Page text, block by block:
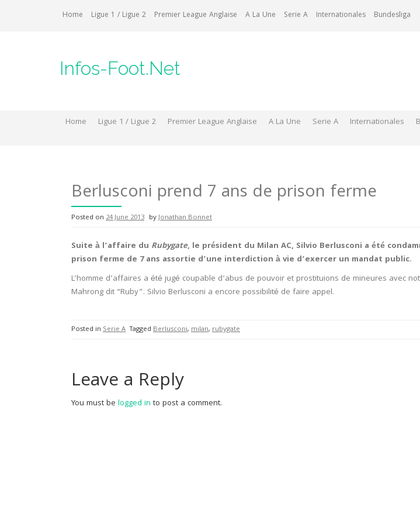
Home Ligue 1 / Ligue 2 Premier League Anglaise A La Une Serie A Internationales Bundesliga
Infos-Foot.Net
Home Ligue 1 / Ligue 2 Premier League Anglaise A La Une Serie A Internationales
Berlusconi prend 7 ans de prison ferme
Posted on 24 June 2013 byJonathan Bonnet
Suite à l’affaire du Rubygate, le président du Milan AC, Silvio Berlusconi a été
prison ferme de 7 ans assortie d’une interdiction à vie d’exercer un mandat public.
L’homme d’affaires a été jugé coupable d’abus de pouvoir et prostituions de mineures avec
Mahrong dit “Ruby”. Silvio Berlusconi a encore possibilité de faire appel.
Posted in Serie A Tagged Berlusconi, milan, rubygate
Leave a Reply
You must be logged in to post a comment.